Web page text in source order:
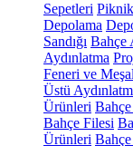
Sepetleri
Depolama
Sandığı Bahçe
Aydınlatma
Feneri ve
Üstü
Ürünleri
Bahçe Filesi
Ürünleri